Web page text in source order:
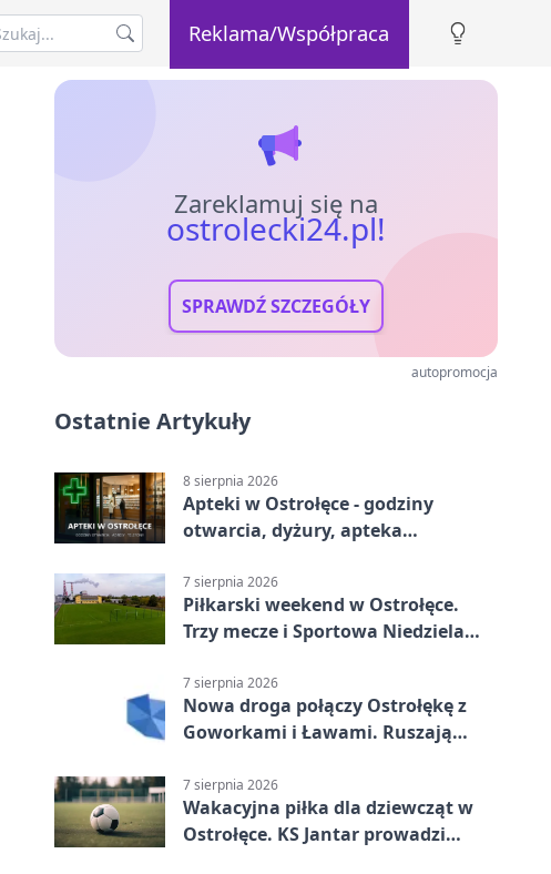
Reklama/Współpraca
Zareklamuj się na
ostrolecki24.pl!
SPRAWDŹ SZCZEGÓŁY
autopromocja
Ostatnie Artykuły
8 sierpnia 2026
Apteki w Ostrołęce - godziny
otwarcia, dyżury, apteka
7 sierpnia 2026
Piłkarski weekend w Ostrołęce.
Trzy mecze i Sportowa Niedziela
7 sierpnia 2026
Nowa droga połączy Ostrołękę z
Goworkami i Ławami. Ruszają
7 sierpnia 2026
Wakacyjna piłka dla dziewcząt w
Ostrołęce. KS Jantar prowadzi